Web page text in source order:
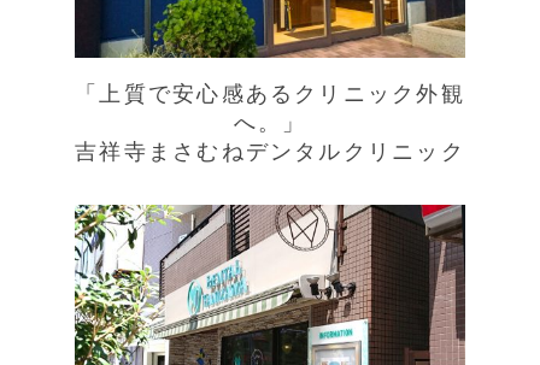
「上質で安心感あるクリニック外観
へ。」
吉祥寺まさむねデンタルクリニック